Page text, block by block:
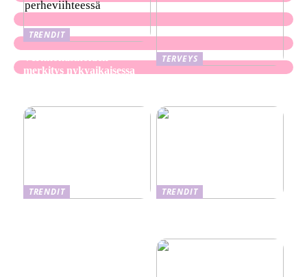
TRENDIT
merkitys nykyaikaisessa
TERVEYS
TRENDIT
TRENDIT